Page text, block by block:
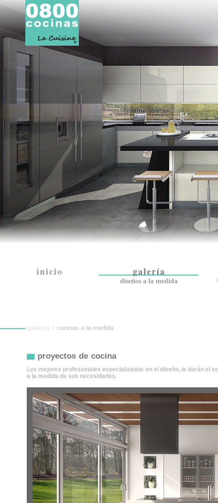
inicio galería
diseños a la medida
galería / cocinas a la medida
proyectos de cocina
Los mejores profesionales especializados en el diseño, le darán el
a la medida de sus necesidades.